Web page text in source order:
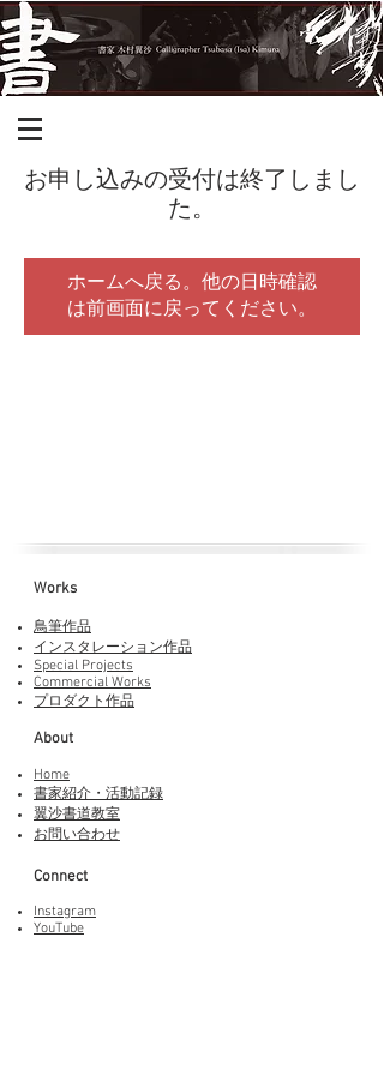
お申し込みの受付は終了しまし
た。
ホームへ戻る。他の日時確認
は前画面に戻ってください。
Works​
鳥筆作品
インスタレーション作品
Special Projects
Commercial Works
プロダクト作品
About
Home
書家紹介・活動記録
​翼沙書道教室
お問い合わせ
Connect
Instagram
YouTube